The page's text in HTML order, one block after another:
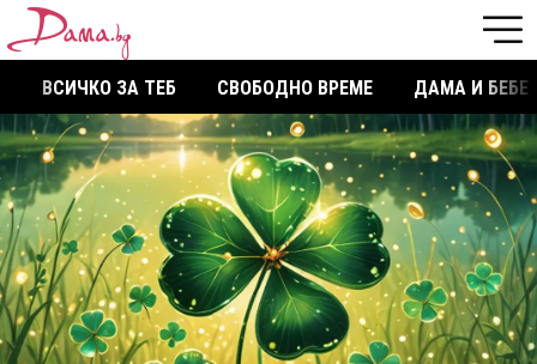
ВСИЧКО ЗА ТЕБ СВОБОДНО ВРЕМЕ ДАМА И БЕБЕ